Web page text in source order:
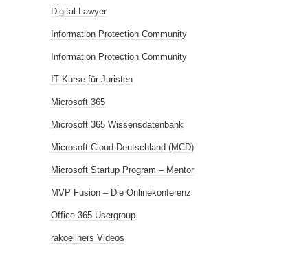
Digital Lawyer
Information Protection Community
Information Protection Community
IT Kurse für Juristen
Microsoft 365
Microsoft 365 Wissensdatenbank
Microsoft Cloud Deutschland (MCD)
Microsoft Startup Program – Mentor
MVP Fusion – Die Onlinekonferenz
Office 365 Usergroup
rakoellners Videos